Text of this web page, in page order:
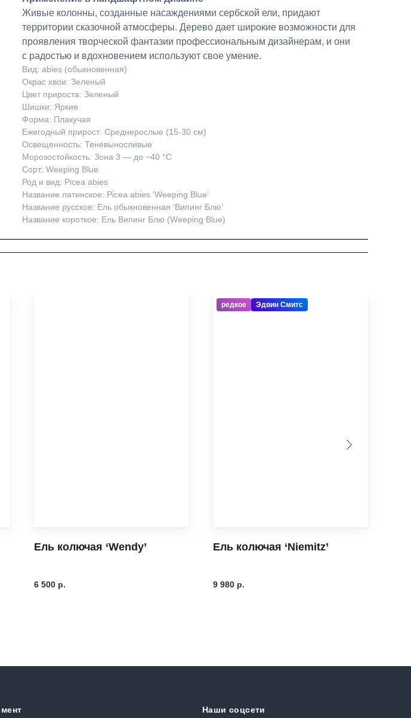
Живые колонны, созданные насаждениями сербской ели, придают
территории сказочной атмосферы. Дерево дает широкие возможности для
проявления творческой фантазии профессиональным дизайнерам, и они
с радостью и вдохновением используют свое умение.
Вид: abies (обыкновенная)
Окрас хвои: Зеленый
Цвет прироста: Зеленый
Шишки: Яркие
Форма: Плакучая
Ежегодный прирост: Среднерослые (15-30 см)
Освещенность: Теневыносливые
Морозостойкость: Зона 3 — до −40 °C
Сорт: Weeping Blue
Род и вид: Picea abies
Название латинское: Picea abies ‘Weeping Blue’
Название русское: Ель обыкновенная ‘Випинг Блю’
Название короткое: Ель Випинг Блю (Weeping Blue)
Ель колючая ‘Wendy’
6 500 р.
редкое Эдвин Смитс
Ель колючая ‘Niemitz’
9 980 р.
Наши соцсети